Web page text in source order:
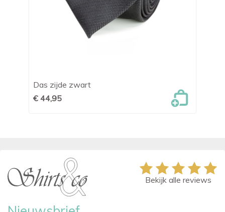
Das zijde zwart
€ 44,95
Bekijk alle reviews